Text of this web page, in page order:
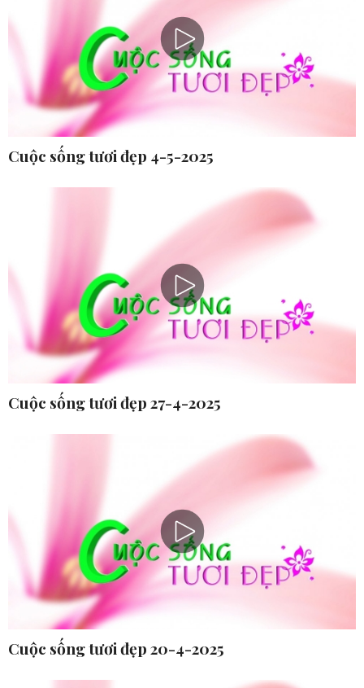
Cuộc sống tươi đẹp 4-5-2025
Cuộc sống tươi đẹp 27-4-2025
Cuộc sống tươi đẹp 20-4-2025